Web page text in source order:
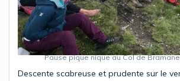
Pause pique nique au Col de
Descente scabreuse et prudente sur le